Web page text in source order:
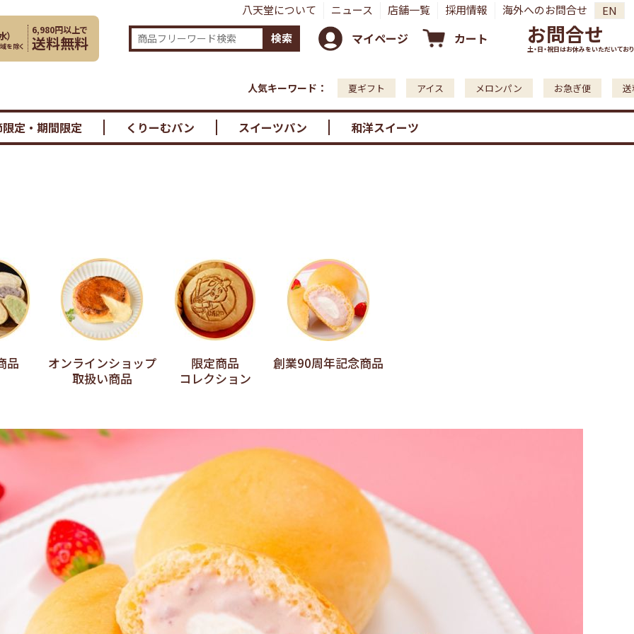
八天堂について ニュース 店舗一覧 採用情報 海外へのお問合せ EN
）
を除く
6,980円以上で
送料無料 検索 マイページ カート お問合せ
土・日・祝日はお休みをいただいており
人気キーワード： 夏ギフト アイス メロンパン お急ぎ便
定・期間限定 くりーむパン スイーツパン 和洋スイーツ
品
オンラインショップ
取扱い商品
限定商品
コレクション
創業90周年記念商品